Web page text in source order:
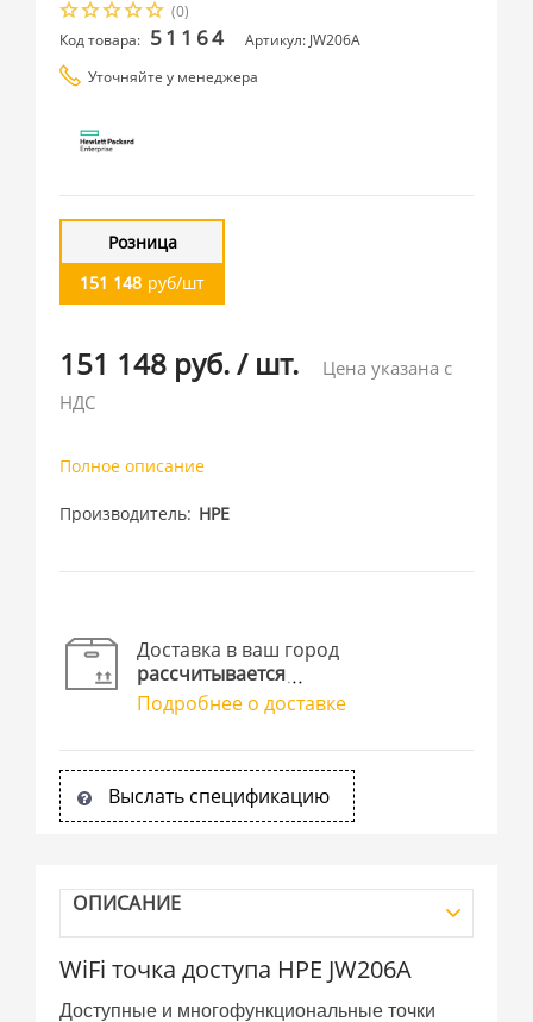
(0)
Код товара: 51164
Артикул: JW206A
Уточняйте у менеджера
Розница
151 148 руб/шт
151 148 руб./ шт.
Цена указана с
НДС
Полное описание
Производитель HPE
Доставка в ваш город
рассчитывается
Подробнее о доставке
Выслать спецификацию
ОПИСАНИЕ
WiFi точка доступа HPE JW206A
Доступные и многофункциональные точки